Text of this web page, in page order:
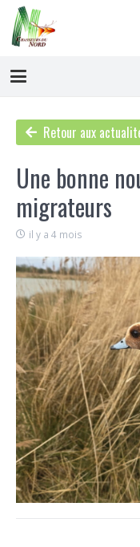
Retour aux
Une bonne
migrateurs
il y a 4 mois